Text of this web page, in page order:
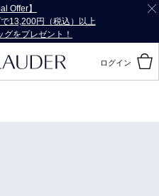
Offer】
13,200円（税込）以上
をプレゼント！
ログイン